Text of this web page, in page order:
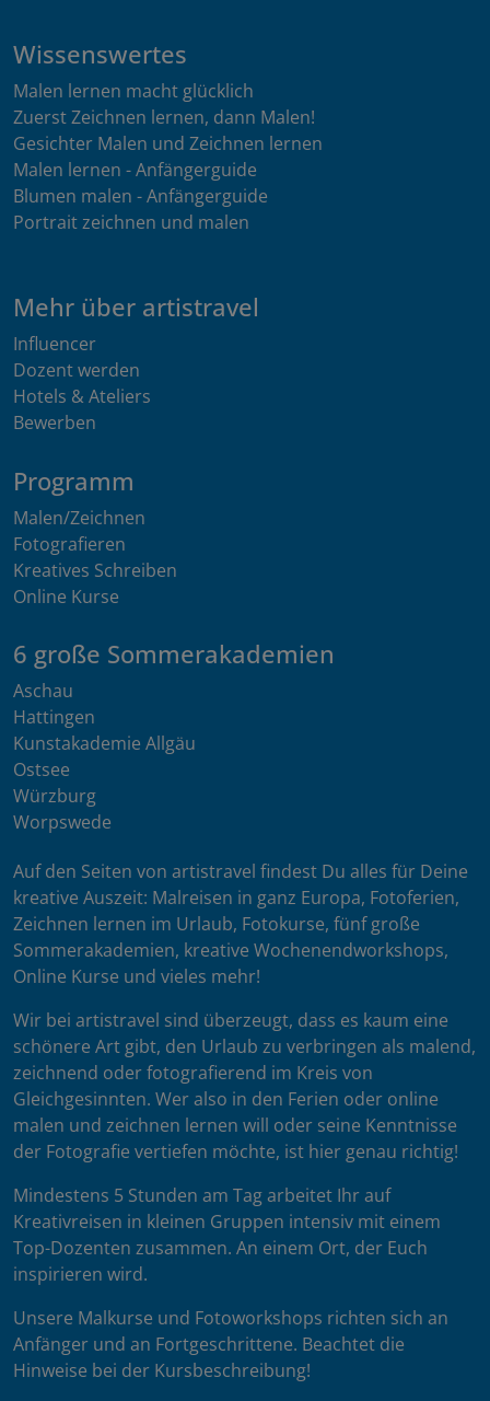
Wissenswertes
Malen lernen macht glücklich
Zuerst Zeichnen lernen, dann Malen!
Gesichter Malen und Zeichnen lernen
Malen lernen - Anfängerguide
Blumen malen - Anfängerguide
Portrait zeichnen und malen
Mehr über artistravel
Influencer
Dozent werden
Hotels & Ateliers
Bewerben
Programm
Malen/Zeichnen
Fotografieren
Kreatives Schreiben
Online Kurse
6 große Sommerakademien
Aschau
Hattingen
Kunstakademie Allgäu
Ostsee
Würzburg
Worpswede
Auf den Seiten von artistravel findest Du alles für Deine
kreative Auszeit: Malreisen in ganz Europa, Fotoferien,
Zeichnen lernen im Urlaub, Fotokurse, fünf große
Sommerakademien, kreative Wochenendworkshops,
Online Kurse und vieles mehr!
Wir bei artistravel sind überzeugt, dass es kaum eine
schönere Art gibt, den Urlaub zu verbringen als malend,
zeichnend oder fotografierend im Kreis von
Gleichgesinnten. Wer also in den Ferien oder online
malen und zeichnen lernen will oder seine Kenntnisse
der Fotografie vertiefen möchte, ist hier genau richtig!
Mindestens 5 Stunden am Tag arbeitet Ihr auf
Kreativreisen in kleinen Gruppen intensiv mit einem
Top-Dozenten zusammen. An einem Ort, der Euch
inspirieren wird.
Unsere Malkurse und Fotoworkshops richten sich an
Anfänger und an Fortgeschrittene. Beachtet die
Hinweise bei der Kursbeschreibung!